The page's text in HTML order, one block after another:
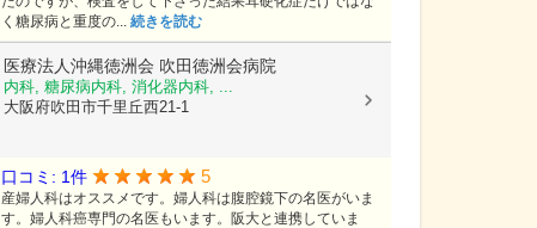
く糖尿病と重度の... 続きを読む
医療法人沖縄徳洲会 吹田徳洲会病院
内科, 糖尿病内科, 消化器内科, ...
大阪府吹田市千里丘西21-1
口コミ: 1件 5
産婦人科はオススメです。婦人科は腹腔鏡下の名医がいま
す。婦人科癌専門の名医もいます。阪大と連携していま